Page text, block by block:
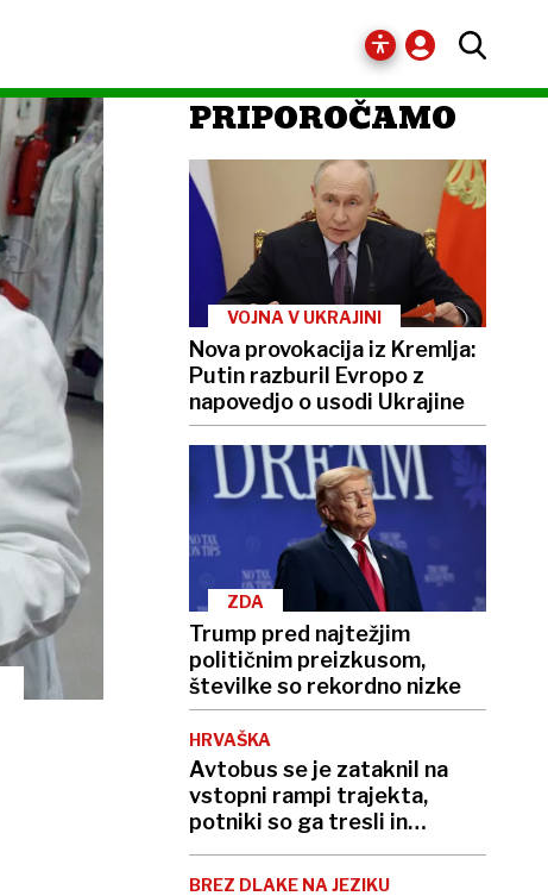
PRIPOROČAMO
VOJNA V UKRAJINI
Nova provokacija iz Kremlja:
Putin razburil Evropo z
napovedjo o usodi Ukrajine
ZDA
Trump pred najtežjim
političnim preizkusom,
številke so rekordno nizke
HRVAŠKA
Avtobus se je zataknil na
vstopni rampi trajekta,
potniki so ga tresli in
potiskali
BREZ DLAKE NA JEZIKU